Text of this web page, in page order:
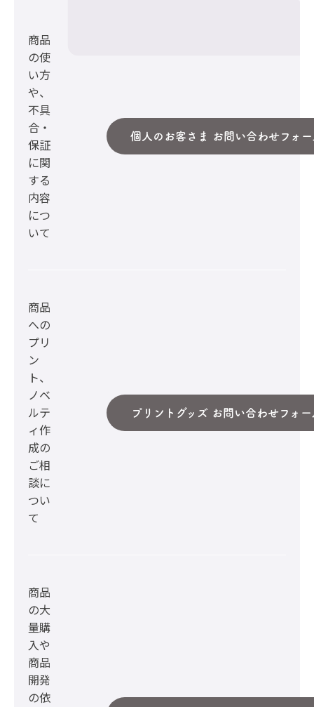
商品
の使
い方
や、
不具
合・
保証
に関
する
内容
につ
いて
個人のお客さま お問い合わせフォー
商品
への
プリ
ン
ト、
ノベ
ルテ
ィ作
成の
ご相
談に
つい
て
プリントグッズ お問い合わせフォー
商品
の大
量購
入や
商品
開発
の依